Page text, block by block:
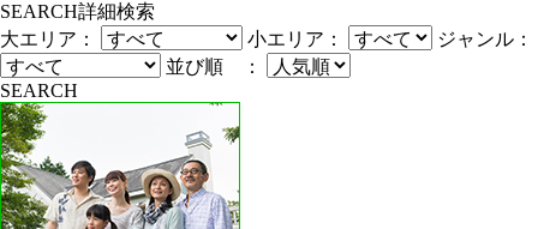
SEARCH詳細検索
大エリア：
小エリア：
ジャンル：
並び順 ：
SEARCH